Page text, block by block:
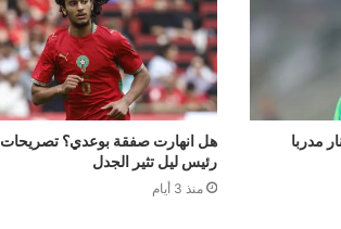
مدربا
هل انهارت صفقة بوعدي؟ تصريحات
رئيس ليل تثير الجدل
منذ 3 أيام